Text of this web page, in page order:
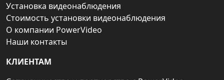
Установка видеонаблюдения
Стоимость установки видеонаблюдения
О компании PowerVideo
Наши контакты
КЛИЕНТАМ